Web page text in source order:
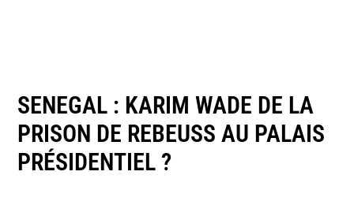
SENEGAL : KARIM WADE DE LA
PRISON DE REBEUSS AU PALAIS
PRÉSIDENTIEL ?